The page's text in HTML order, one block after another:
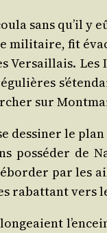
sans qu’il
mili­taire, fit
Ver­saillais.
sur
des­si­ner le
pos­sé­der de
par les
rabat­tant vers
lon­geaient